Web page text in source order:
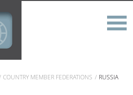
COUNTRY MEMBER FEDERATIONS RUSSIA